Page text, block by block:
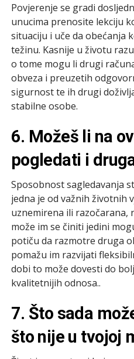
Povjerenje se gradi
unucima prenosite lekciju
situaciju i uče da obećanja
težinu. Kasnije u životu
o tome mogu li drugi
obveza i preuzetih
sigurnost te ih drugi
stabilne osobe.
6. Možeš li na
pogledati i
Sposobnost sagledavanja
jedna je od važnih životnih
uznemirena ili razočarana,
može im se činiti jedini
potiču da razmotre druga
pomažu im razvijati
dobi to može dovesti do
kvalitetnijih odnosa..
7. Što sada
što nije u tvojoj